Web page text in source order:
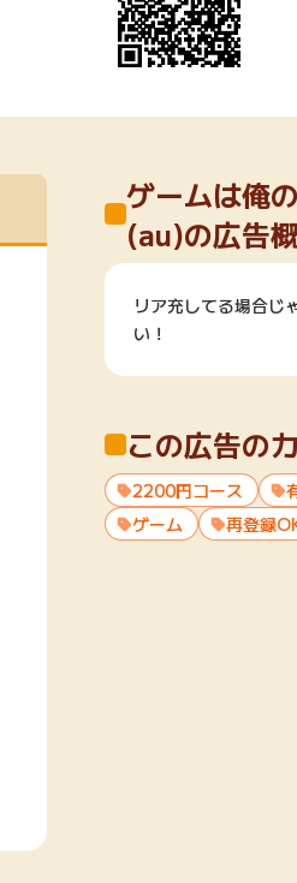
ゲームは俺
(au)の広告
リア充してる場合じ
い！
この広告の
2200円コース
ゲーム
再登録